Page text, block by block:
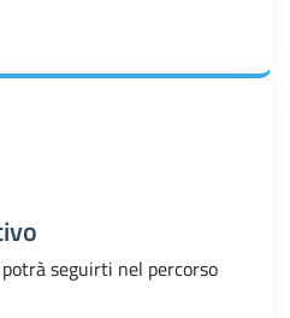
seguirti nel percorso